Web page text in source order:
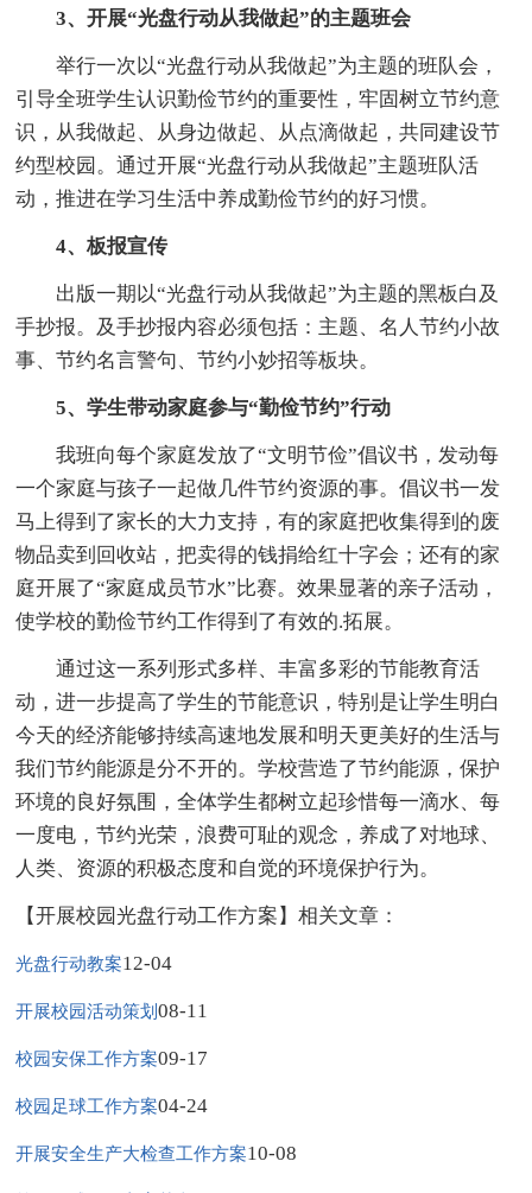
3、开展“光盘行动从我做起”的主题班会
举行一次以“光盘行动从我做起”为主题的班队会，
引导全班学生认识勤俭节约的重要性，牢固树立节约意
识，从我做起、从身边做起、从点滴做起，共同建设节
约型校园。通过开展“光盘行动从我做起”主题班队活
动，推进在学习生活中养成勤俭节约的好习惯。
4、板报宣传
出版一期以“光盘行动从我做起”为主题的黑板白及
手抄报。及手抄报内容必须包括：主题、名人节约小故
事、节约名言警句、节约小妙招等板块。
5、学生带动家庭参与“勤俭节约”行动
我班向每个家庭发放了“文明节俭”倡议书，发动每
一个家庭与孩子一起做几件节约资源的事。倡议书一发
马上得到了家长的大力支持，有的家庭把收集得到的废
物品卖到回收站，把卖得的钱捐给红十字会；还有的家
庭开展了“家庭成员节水”比赛。效果显著的亲子活动，
使学校的勤俭节约工作得到了有效的.拓展。
通过这一系列形式多样、丰富多彩的节能教育活
动，进一步提高了学生的节能意识，特别是让学生明白
今天的经济能够持续高速地发展和明天更美好的生活与
我们节约能源是分不开的。学校营造了节约能源，保护
环境的良好氛围，全体学生都树立起珍惜每一滴水、每
一度电，节约光荣，浪费可耻的观念，养成了对地球、
人类、资源的积极态度和自觉的环境保护行为。
【开展校园光盘行动工作方案】相关文章：
光盘行动教案12-04
开展校园活动策划08-11
校园安保工作方案09-17
校园足球工作方案04-24
开展安全生产大检查工作方案10-08